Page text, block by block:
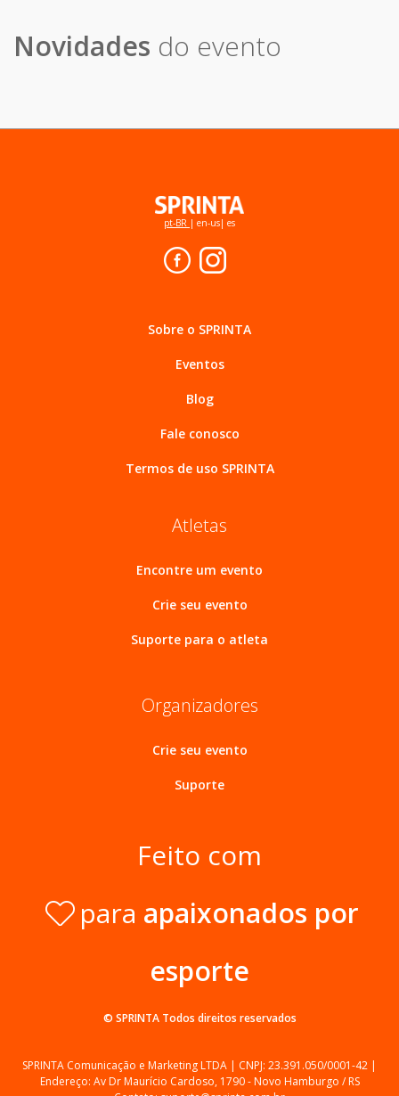
Novidades do evento
pt-BR | en-us| es
Sobre o SPRINTA
Eventos
Blog
Fale conosco
Termos de uso SPRINTA
Atletas
Encontre um evento
Crie seu evento
Suporte para o atleta
Organizadores
Crie seu evento
Suporte
Feito com
para apaixonados por
esporte
© SPRINTA Todos direitos reservados
SPRINTA Comunicação e Marketing LTDA | CNPJ: 23.391.050/0001-42 |
Endereço: Av Dr Maurício Cardoso, 1790 - Novo Hamburgo / RS